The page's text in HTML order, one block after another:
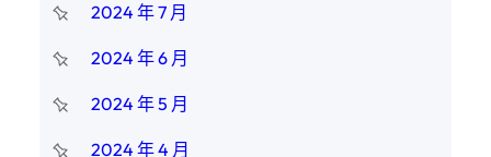
2024 年 7 月
2024 年 6 月
2024 年 5 月
2024 年 4 月